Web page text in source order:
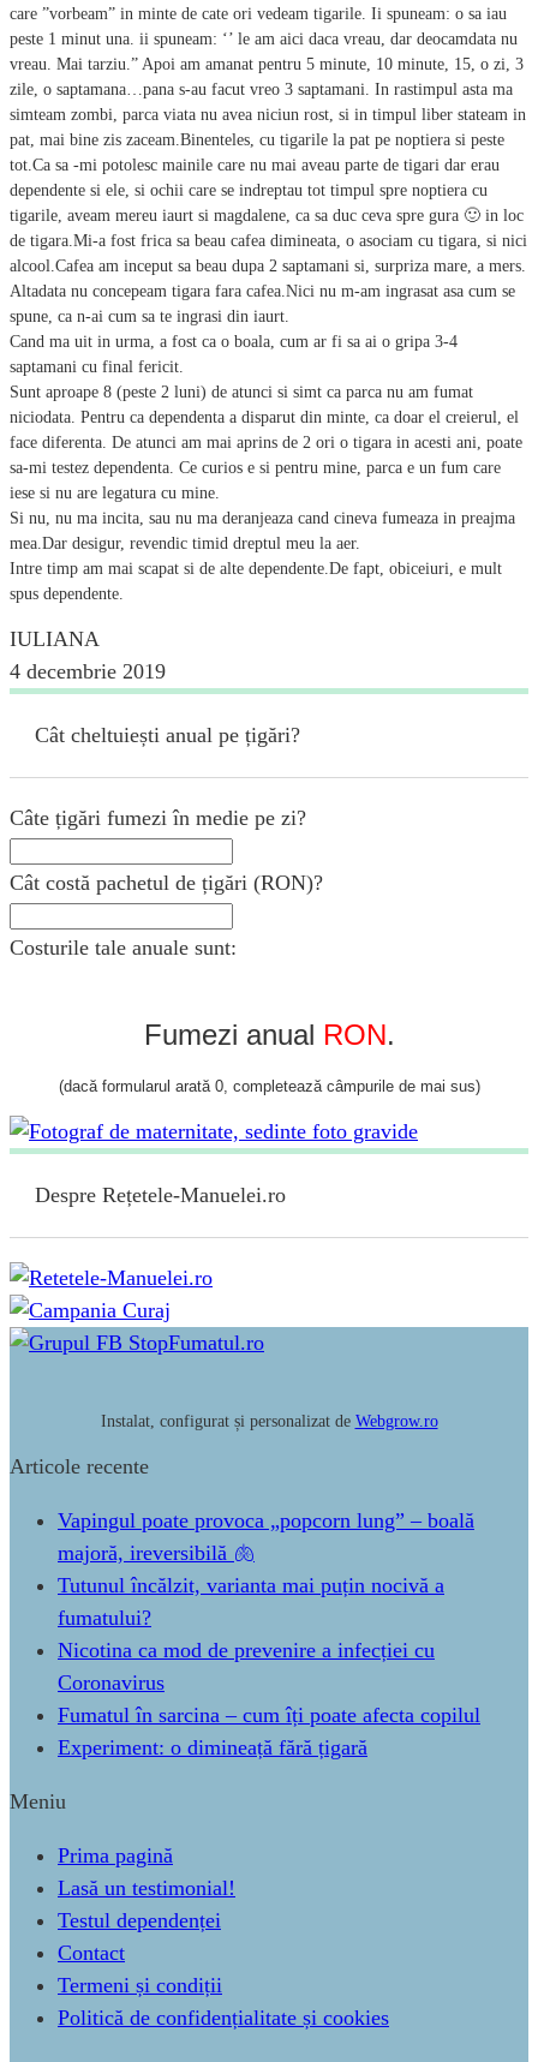
care ”vorbeam” in minte de cate ori vedeam tigarile. Ii spuneam: o sa iau
peste 1 minut una. ii spuneam: ‘’ le am aici daca vreau, dar deocamdata nu
vreau. Mai tarziu.” Apoi am amanat pentru 5 minute, 10 minute, 15, o zi, 3
zile, o saptamana…pana s-au facut vreo 3 saptamani. In rastimpul asta ma
simteam zombi, parca viata nu avea niciun rost, si in timpul liber stateam in
pat, mai bine zis zaceam.Binenteles, cu tigarile la pat pe noptiera si peste
tot.Ca sa -mi potolesc mainile care nu mai aveau parte de tigari dar erau
dependente si ele, si ochii care se indreptau tot timpul spre noptiera cu
tigarile, aveam mereu iaurt si magdalene, ca sa duc ceva spre gura 🙂 in loc
de tigara.Mi-a fost frica sa beau cafea dimineata, o asociam cu tigara, si nici
alcool.Cafea am inceput sa beau dupa 2 saptamani si, surpriza mare, a mers.
Altadata nu concepeam tigara fara cafea.Nici nu m-am ingrasat asa cum se
spune, ca n-ai cum sa te ingrasi din iaurt.
Cand ma uit in urma, a fost ca o boala, cum ar fi sa ai o gripa 3-4
saptamani cu final fericit.
Sunt aproape 8 (peste 2 luni) de atunci si simt ca parca nu am fumat
niciodata. Pentru ca dependenta a disparut din minte, ca doar el creierul, el
face diferenta. De atunci am mai aprins de 2 ori o tigara in acesti ani, poate
sa-mi testez dependenta. Ce curios e si pentru mine, parca e un fum care
iese si nu are legatura cu mine.
Si nu, nu ma incita, sau nu ma deranjeaza cand cineva fumeaza in preajma
mea.Dar desigur, revendic timid dreptul meu la aer.
Intre timp am mai scapat si de alte dependente.De fapt, obiceiuri, e mult
spus dependente.
IULIANA
4 decembrie 2019
Cât cheltuiești anual pe țigări?
Câte țigări fumezi în medie pe zi?
Cât costă pachetul de țigări (RON)?
Costurile tale anuale sunt:
Fumezi anual RON.
(dacă formularul arată 0, completează câmpurile de mai sus)
Despre Rețetele-Manuelei.ro
Instalat, configurat și personalizat de Webgrow.ro
Articole recente
Vapingul poate provoca „popcorn lung” – boală
majoră, ireversibilă 🫁
Tutunul încălzit, varianta mai puțin nocivă a
fumatului?
Nicotina ca mod de prevenire a infecției cu
Coronavirus
Fumatul în sarcina – cum îți poate afecta copilul
Experiment: o dimineață fără țigară
Meniu
Prima pagină
Lasă un testimonial!
Testul dependenței
Contact
Termeni și condiții
Politică de confidențialitate și cookies